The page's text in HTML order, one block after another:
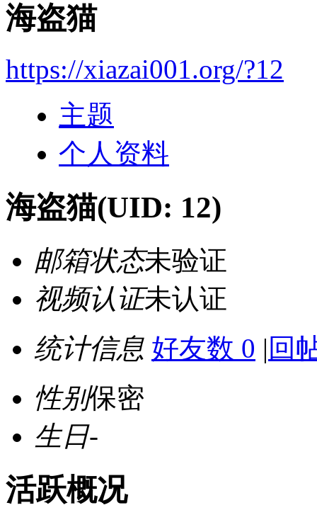
海盗猫
https://xiazai001.org/?12
主题
个人资料
海盗猫(UID: 12)
邮箱状态未验证
视频认证未认证
统计信息 好友数 0 | 回
性别保密
生日-
活跃概况